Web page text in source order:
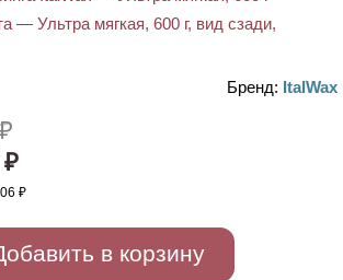
Бренд: ItalWax
₽
₽
в корзину